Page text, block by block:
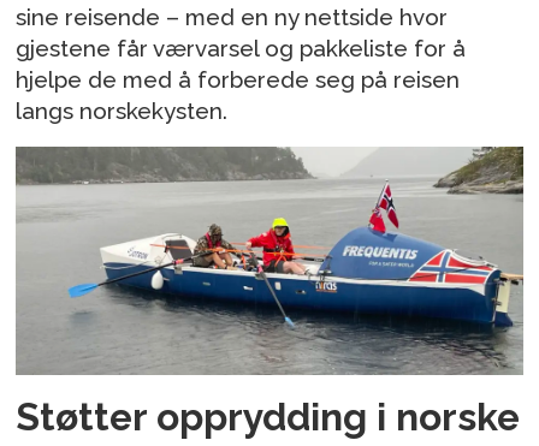
sine reisende – med en ny nettside hvor
gjestene får værvarsel og pakkeliste for å
hjelpe de med å forberede seg på reisen
langs norskekysten.
Støtter opprydding i norske